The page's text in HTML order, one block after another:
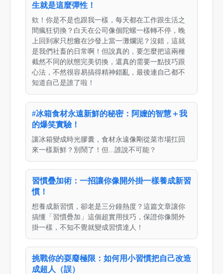
生就是這麼彈性！
欸！你是不是也跟我一樣，每天都在工作跟生活之
間瘋狂切換？白天在公司像個陀螺一樣轉不停，晚
上回到家只想癱在沙發上當一灘爛泥？沒錯，這就
是我們社畜的日常啊！但說真的，要怎麼把這兩種
截然不同的狀態完美切換，還真的需要一點技巧跟
心法，不然很容易搞得精神錯亂，最後連自己都不
知道自己是誰了啦！
#冰箱食材永遠新鮮的秘密：阿嬤的智慧＋我
的爆笑實驗！
讓冰箱變成時光膠囊，食材永遠像剛從菜市場扛回
來一樣新鮮？別鬧了！但...誰說不可能？
習慣疊加術：一招讓你像開外掛一樣養成新習
慣！
想養成新習慣，卻老是三分鐘熱度？這篇文章讓你
搞懂「習慣疊加」這個超實用技巧，保證你像開外
掛一樣，不知不覺就變成習慣達人！
挑戰你的耍廢極限：如何用小習慣把自己改造
成超人（誤）